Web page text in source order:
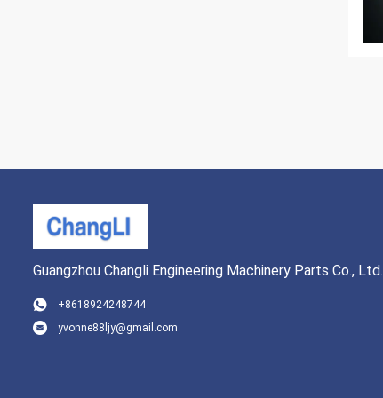
Guangzhou Changli Engineering Machinery Parts Co., Ltd.
+8618924248744
yvonne88ljy@gmail.com